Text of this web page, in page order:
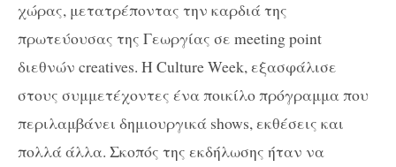
χώρας, μετατρέποντας την καρδιά της
πρωτεύουσας της Γεωργίας σε meeting point
διεθνών creatives. Η Culture Week, εξασφάλισε
στους συμμετέχοντες ένα ποικίλο πρόγραμμα που
περιλαμβάνει δημιουργικά shows, εκθέσεις και
πολλά άλλα. Σκοπός της εκδήλωσης ήταν να